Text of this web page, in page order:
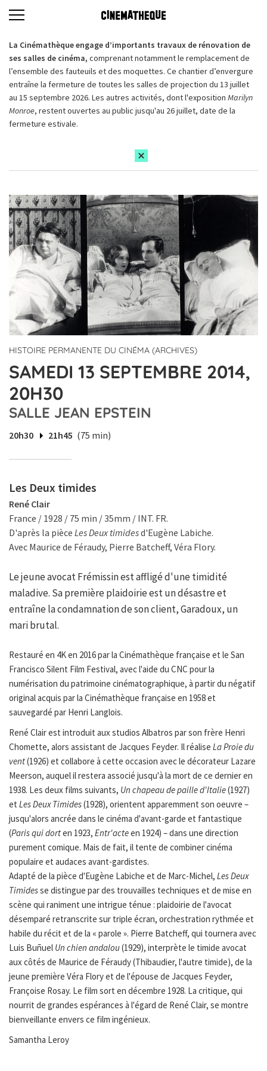
La Cinémathèque engage d’importants travaux de rénovation de
ses salles de cinéma, comprenant notamment le remplacement de
l’ensemble des fauteuils et des moquettes. Ce chantier d’envergure
entraîne la fermeture de toutes les salles de projection du 13 juillet
au 15 septembre 2026. Les autres activités, dont l'exposition Marilyn
Monroe, restent ouvertes au public jusqu'au 26 juillet, date de la
fermeture estivale.
HISTOIRE PERMANENTE DU CINÉMA (ARCHIVES)
SAMEDI 13 SEPTEMBRE 2014,
20H30
SALLE JEAN EPSTEIN
20h30 21h45 (75 min)
Les Deux timides
René Clair
France / 1928 / 75 min / 35mm / INT. FR.
D'après la pièce Les Deux timidesd'Eugène Labiche.
Avec Maurice de Féraudy, Pierre Batcheff, Véra Flory.
Le jeune avocat Frémissin est affligé d'une timidité
maladive. Sa première plaidoirie est un désastre et
entraîne la condamnation de son client, Garadoux, un
mari brutal.
Restauré en 4K en 2016 par la Cinémathèque française et le San
Francisco Silent Film Festival, avec l'aide du CNC pour la
numérisation du patrimoine cinématographique, à partir du négatif
original acquis par la Cinémathèque française en 1958 et
sauvegardé par Henri Langlois.
René Clair est introduit aux studios Albatros par son frère Henri
Chomette, alors assistant de Jacques Feyder. Il réalise La Proie du
vent(1926) et collabore à cette occasion avec le décorateur Lazare
Meerson, auquel il restera associé jusqu'à la mort de ce dernier en
1938. Les deux films suivants, Un chapeau de paille d'Italie(1927)
et Les Deux Timides(1928), orientent apparemment son oeuvre –
jusqu'alors ancrée dans le cinéma d'avant-garde et fantastique
(Paris qui dorten 1923, Entr'acteen 1924) – dans une direction
purement comique. Mais de fait, il tente de combiner cinéma
populaire et audaces avant-gardistes.
Adapté de la pièce d'Eugène Labiche et de Marc-Michel, Les Deux
Timidesse distingue par des trouvailles techniques et de mise en
scène qui raniment une intrigue ténue : plaidoirie de l'avocat
désemparé retranscrite sur triple écran, orchestration rythmée et
habile du récit et de la « parole ». Pierre Batcheff, qui tournera avec
Luis Buñuel Un chien andalou(1929), interprète le timide avocat
aux côtés de Maurice de Féraudy (Thibaudier, l'autre timide), de la
jeune première Véra Flory et de l'épouse de Jacques Feyder,
Françoise Rosay. Le film sort en décembre 1928. La critique, qui
nourrit de grandes espérances à l'égard de René Clair, se montre
bienveillante envers ce film ingénieux.
Samantha Leroy